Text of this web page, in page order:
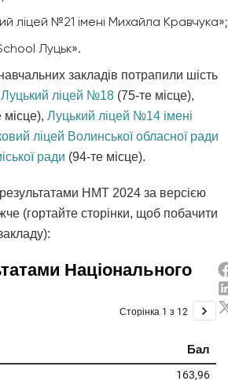
ліцей №21 імені Михайла Кравчука»;
Луцьк».
закладів потрапили шість
Луцький ліцей №18 (75-те місце),
Луцький ліцей №14 імені
ліцей Волинської обласної ради
ради (94-те місце).
НМТ 2024 за версією
(гортайте сторінки, щоб побачити